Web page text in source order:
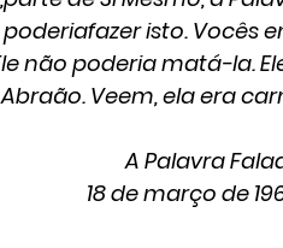
isto. Vocês
não poderia matá-la.
Veem, ela era
A Palavra
18 de março de